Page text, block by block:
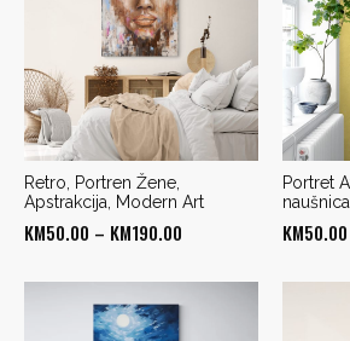
Retro, Portren Žene,
Apstrakcija, Modern Art
KM50.00 – KM190.00
Portret
KM50.00